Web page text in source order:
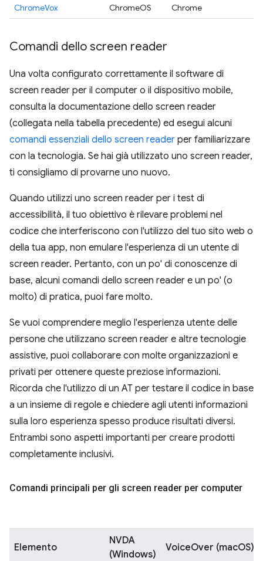
ChromeVox ChromeOS Chrome
Comandi dello screen reader
Una volta configurato correttamente il software di
screen reader per il computer o il dispositivo mobile,
consulta la documentazione dello screen reader
(collegata nella tabella precedente) ed esegui alcuni
comandi essenziali dello screen reader per familiarizzare
con la tecnologia. Se hai già utilizzato uno screen reader,
ti consigliamo di provarne uno nuovo.
Quando utilizzi uno screen reader per i test di
accessibilità, il tuo obiettivo è rilevare problemi nel
codice che interferiscono con l'utilizzo del tuo sito web o
della tua app, non emulare l'esperienza di un utente di
screen reader. Pertanto, con un po' di conoscenze di
base, alcuni comandi dello screen reader e un po' (o
molto) di pratica, puoi fare molto.
Se vuoi comprendere meglio l'esperienza utente delle
persone che utilizzano screen reader e altre tecnologie
assistive, puoi collaborare con molte organizzazioni e
privati per ottenere queste preziose informazioni.
Ricorda che l'utilizzo di un AT per testare il codice in base
a un insieme di regole e chiedere agli utenti informazioni
sulla loro esperienza spesso produce risultati diversi.
Entrambi sono aspetti importanti per creare prodotti
completamente inclusivi.
Comandi principali per gli screen reader per computer
Elemento
NVDA
(Windows)
VoiceOver (macOS)